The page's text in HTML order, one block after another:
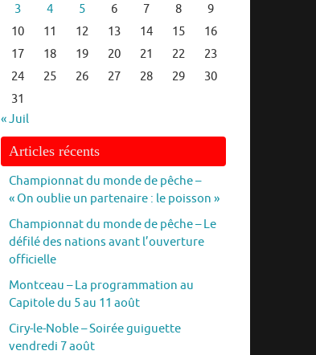
3
4 5 6 7 8
9
10
11 12 13 14 15
16
17
18 19 20 21 22
23
24
25 26 27 28 29
30
31
« Juil
Articles récents
Championnat du monde de pêche –
« On oublie un partenaire : le poisson »
Championnat du monde de pêche – Le
défilé des nations avant l’ouverture
officielle
Montceau – La programmation au
Capitole du 5 au 11 août
Ciry-le-Noble – Soirée guiguette
vendredi 7 août